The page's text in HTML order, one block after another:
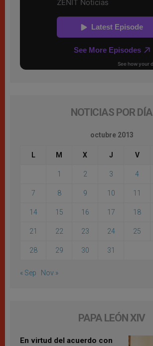
NOTICIAS POR DÍA
octubre 2013
L M X J V
1 2 3 4
7 8 9 10 11
14 15 16 17 18
21 22 23 24 25
28 29 30 31
« Sep Nov »
PAPA LEÓN XIV
En virtud del acuerdo con